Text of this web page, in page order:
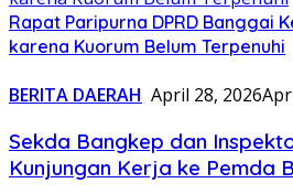
Rapat Paripurna DPRD Banggai
karena Kuorum Belum Terpenuhi
BERITA DAERAH April 28, 2026
Sekda Bangkep dan
Kunjungan Kerja ke Pemda